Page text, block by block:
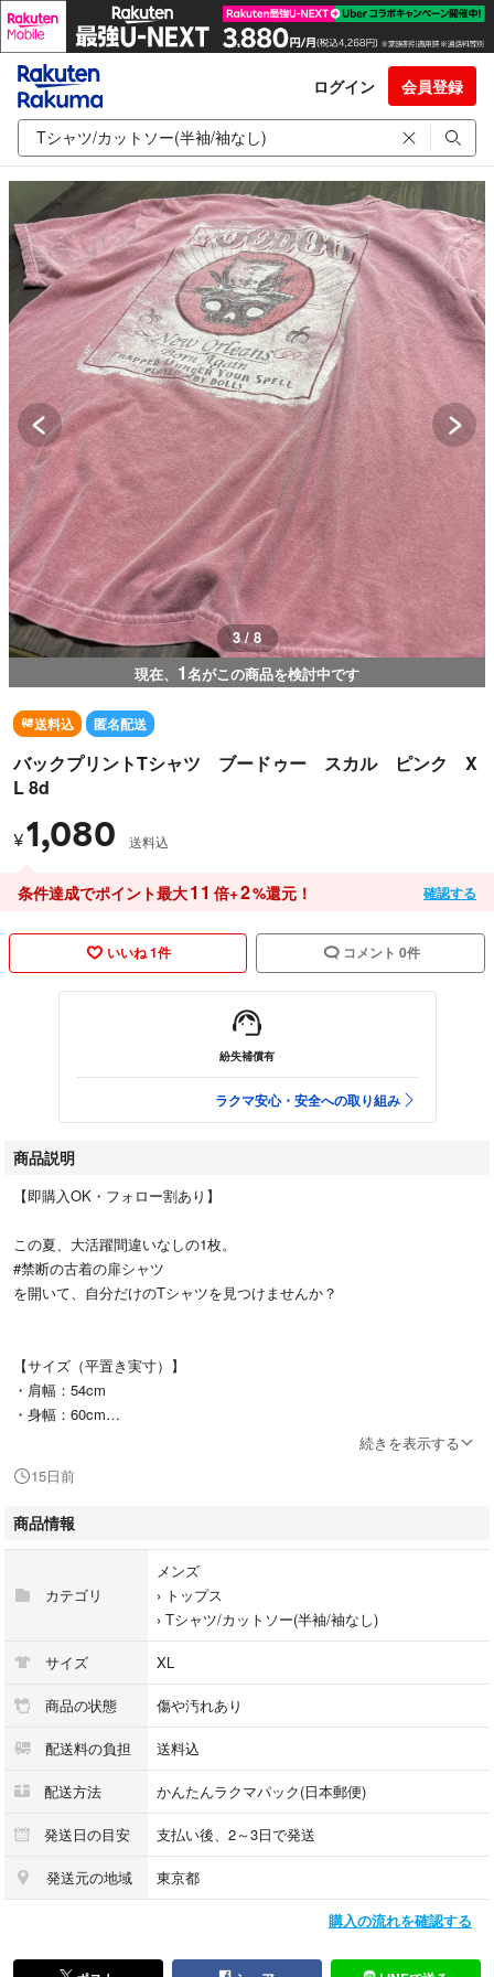
ログイン 会員登録
3 / 8
現在、 1名がこの商品を検討中です
送料込 匿名配送
バックプリントTシャツ ブードゥー スカル ピンク X
L 8d
¥1,080 送料込
条件達成でポイント最大11 倍+2%還元！ 確認する
いいね 1件 コメント 0件
紛失補償有
ラクマ安心・安全への取り組み
商品説明
【即購入OK・フォロー割あり】
この夏、大活躍間違いなしの1枚。
#禁断の古着の扉シャツ
を開いて、自分だけのTシャツを見つけませんか？
【サイズ（平置き実寸）】
・肩幅：54cm
・身幅：60cm
※素人採寸のため多少の誤差はご了承ください。
※着画は受付けておりません。
【カラー】
※毛羽立ち、色褪せ、プリント割れあり
Tシャツは夏の主役。1枚で決まるロゴ、グラフィック、シルエットが魅力
古着特有の風合いや色落ち感も“味”として楽しんでいただける一着です。
ユニセックスで着用可能なサイズ感も◎
Carhartt / Reebok / Patagonia / Levi’s / Ralph Lauren /SUNSPEL / UNIQL
続きを表示する
15日前
商品情報
カテゴリ
メンズ
› トップス
› Tシャツ/カットソー(半袖/袖なし)
サイズ XL
商品の状態 傷や汚れあり
配送料の負担 送料込
配送方法 かんたんラクマパック(日本郵便)
発送日の目安 支払い後、2～3日で発送
発送元の地域 東京都
購入の流れを確認する